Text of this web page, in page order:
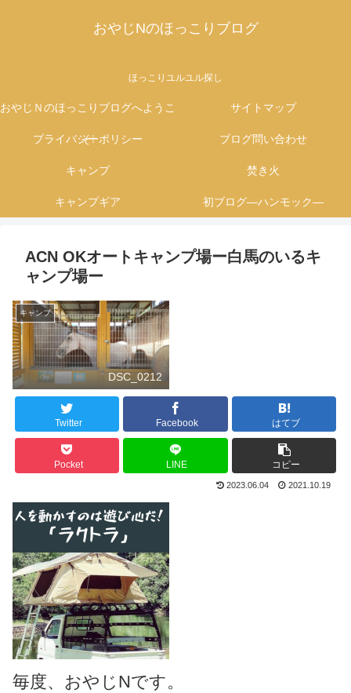
おやじNのほっこりブログ
ほっこりユルユル探し
おやじＮのほっこりブログへようこ
そ❕
サイトマップ
プライバシーポリシー ブログ問い合わせ
キャンプ 焚き火
キャンプギア 初ブログ―ハンモック―
ACN OKオートキャンプ場ー白馬のいるキ
ャンプ場ー
キャンプ
DSC_0212
Twitter Facebook はてブ
Pocket LINE コピー
2023.06.04 2021.10.19
毎度、おやじNです。